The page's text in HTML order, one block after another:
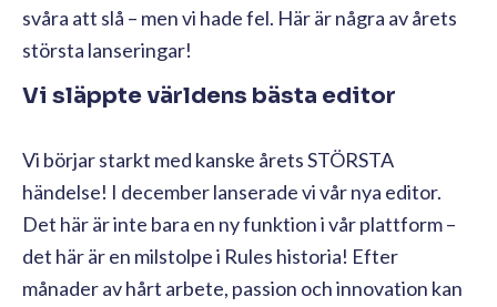
svåra att slå – men vi hade fel. Här är några av årets
största lanseringar!
Vi släppte världens bästa editor
Vi börjar starkt med kanske årets STÖRSTA
händelse! I december lanserade vi vår nya editor.
Det här är inte bara en ny funktion i vår plattform –
det här är en milstolpe i Rules historia! Efter
månader av hårt arbete, passion och innovation kan